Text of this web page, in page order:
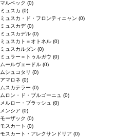
マルベック (0)
ミュスカ (0)
ミュスカ・ド・フロンティニャン (0)
ミュスカデ(0)
ミュスカデル (0)
ミュスカト＝オトネル (0)
ミュスカルダン (0)
ミュラー＝トゥルガウ (0)
ムールヴェードル (0)
ムシュコタリ (0)
アマロネ (0)
ムスカテラー (0)
ムロン・ド・ブルゴーニュ (0)
メルロー・ブラッシュ (0)
メンシア (0)
モーザック (0)
モスカート (0)
モスカート・アレクサンドリア (0)